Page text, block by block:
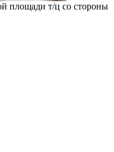
площади т/ц со стороны